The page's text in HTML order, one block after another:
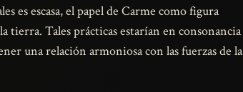
es escasa, el papel de Carme como figura
tierra. Tales prácticas estarían en consonancia
una relación armoniosa con las fuerzas de la